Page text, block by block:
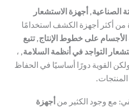
الصناعية, أجهزة الاستشعار
أكثر أجهزة الكشف استخدامًا
على خطوط الإنتاج,تتبع
التواجد في أنظمة السلامة, ،
القوية دورًا أساسيًا في الحفاظ
مع وجود الكثير من أجهزة